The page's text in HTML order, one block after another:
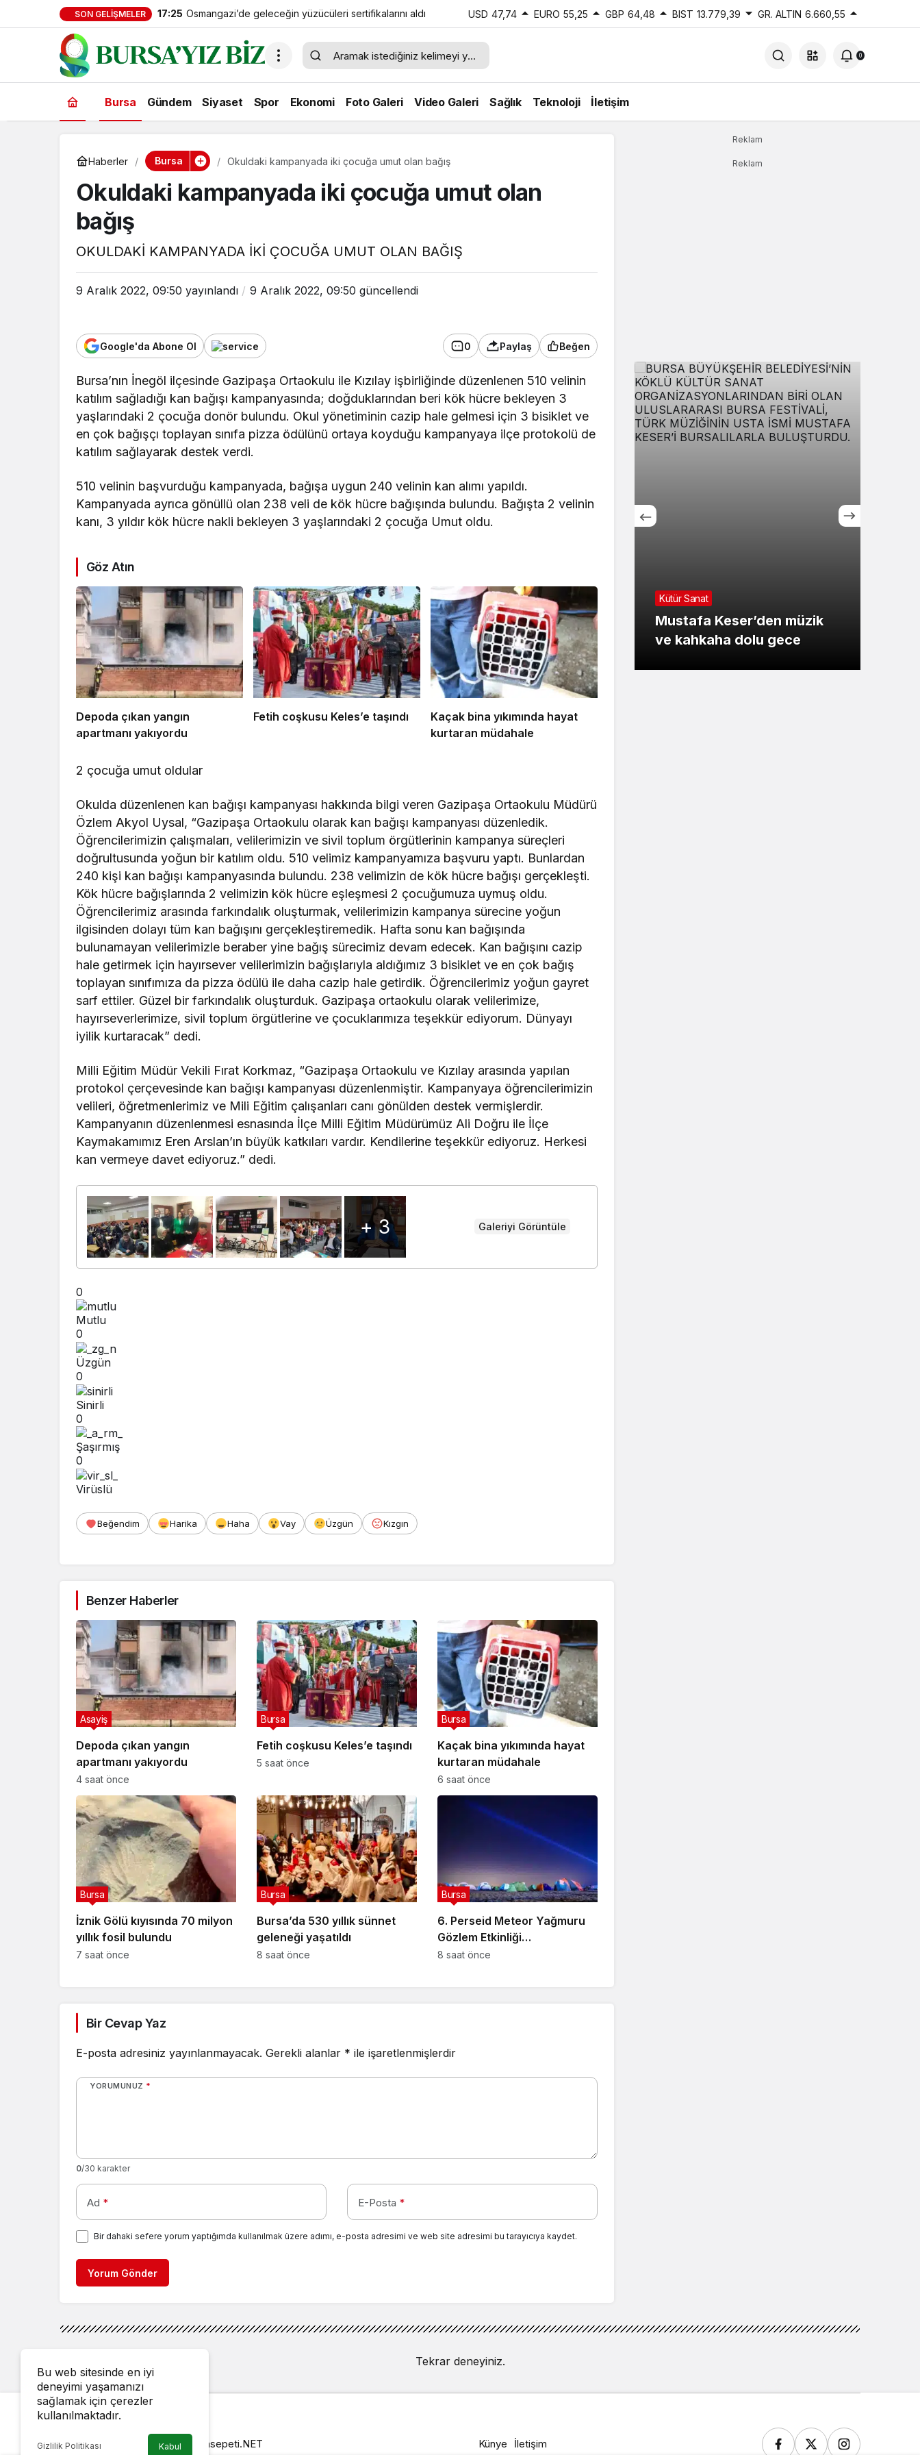
SON GELIŞMELER 17:25 Osmangazi’de geleceğin yüzücüleri sertifikalarını aldı USD 47,74 EURO 55,25 GBP 64,48 BIST 13.779,39 GR. ALTIN 6.660,55
0
Bursa Gündem Siyaset Spor Ekonomi Foto Galeri Video Galeri Sağlık Teknoloji İletişim
Haberler Bursa Okuldaki kampanyada iki çocuğa umut olan bağış
Okuldaki kampanyada iki çocuğa umut olan
bağış
OKULDAKİ KAMPANYADA İKİ ÇOCUĞA UMUT OLAN BAĞIŞ
9 Aralık 2022, 09:50 yayınlandı 9 Aralık 2022, 09:50 güncellendi
Google'da Abone Ol 0 Paylaş Beğen
Bursa’nın İnegöl ilçesinde Gazipaşa Ortaokulu ile Kızılay işbirliğinde düzenlenen 510 velinin
katılım sağladığı kan bağışı kampanyasında; doğduklarından beri kök hücre bekleyen 3
yaşlarındaki 2 çocuğa donör bulundu. Okul yönetiminin cazip hale gelmesi için 3 bisiklet ve
en çok bağışçı toplayan sınıfa pizza ödülünü ortaya koyduğu kampanyaya ilçe protokolü de
katılım sağlayarak destek verdi.
510 velinin başvurduğu kampanyada, bağışa uygun 240 velinin kan alımı yapıldı.
Kampanyada ayrıca gönüllü olan 238 veli de kök hücre bağışında bulundu. Bağışta 2 velinin
kanı, 3 yıldır kök hücre nakli bekleyen 3 yaşlarındaki 2 çocuğa Umut oldu.
Göz Atın
Depoda çıkan yangın
apartmanı yakıyordu
Fetih coşkusu Keles’e taşındı
Kaçak bina yıkımında hayat
kurtaran müdahale
2 çocuğa umut oldular
Okulda düzenlenen kan bağışı kampanyası hakkında bilgi veren Gazipaşa Ortaokulu Müdürü
Özlem Akyol Uysal, “Gazipaşa Ortaokulu olarak kan bağışı kampanyası düzenledik.
Öğrencilerimizin çalışmaları, velilerimizin ve sivil toplum örgütlerinin kampanya süreçleri
doğrultusunda yoğun bir katılım oldu. 510 velimiz kampanyamıza başvuru yaptı. Bunlardan
240 kişi kan bağışı kampanyasında bulundu. 238 velimizin de kök hücre bağışı gerçekleşti.
Kök hücre bağışlarında 2 velimizin kök hücre eşleşmesi 2 çocuğumuza uymuş oldu.
Öğrencilerimiz arasında farkındalık oluşturmak, velilerimizin kampanya sürecine yoğun
ilgisinden dolayı tüm kan bağışını gerçekleştiremedik. Hafta sonu kan bağışında
bulunamayan velilerimizle beraber yine bağış sürecimiz devam edecek. Kan bağışını cazip
hale getirmek için hayırsever velilerimizin bağışlarıyla aldığımız 3 bisiklet ve en çok bağış
toplayan sınıfımıza da pizza ödülü ile daha cazip hale getirdik. Öğrencilerimiz yoğun gayret
sarf ettiler. Güzel bir farkındalık oluşturduk. Gazipaşa ortaokulu olarak velilerimize,
hayırseverlerimize, sivil toplum örgütlerine ve çocuklarımıza teşekkür ediyorum. Dünyayı
iyilik kurtaracak” dedi.
Milli Eğitim Müdür Vekili Fırat Korkmaz, “Gazipaşa Ortaokulu ve Kızılay arasında yapılan
protokol çerçevesinde kan bağışı kampanyası düzenlenmiştir. Kampanyaya öğrencilerimizin
velileri, öğretmenlerimiz ve Mili Eğitim çalışanları canı gönülden destek vermişlerdir.
Kampanyanın düzenlenmesi esnasında İlçe Milli Eğitim Müdürümüz Ali Doğru ile İlçe
Kaymakamımız Eren Arslan’ın büyük katkıları vardır. Kendilerine teşekkür ediyoruz. Herkesi
kan vermeye davet ediyoruz.” dedi.
+ 3 Galeriyi Görüntüle
0
Mutlu
0
Üzgün
0
Sinirli
0
Şaşırmış
0
Virüslü
Beğendim Harika Haha Vay Üzgün Kızgın
Benzer Haberler
Depoda çıkan yangın
apartmanı yakıyordu
Asayiş
4 saat önce
Fetih coşkusu Keles’e taşındı
Bursa
5 saat önce
Kaçak bina yıkımında hayat
kurtaran müdahale
Bursa
6 saat önce
İznik Gölü kıyısında 70 milyon
yıllık fosil bulundu
Bursa
7 saat önce
Bursa’da 530 yıllık sünnet
geleneği yaşatıldı
Bursa
8 saat önce
6. Perseid Meteor Yağmuru
Gözlem Etkinliği
Karacabey’de gökyüzü
Bursa
8 saat önce
Bir Cevap Yaz
E-posta adresiniz yayınlanmayacak. Gerekli alanlar * ile işaretlenmişlerdir
YORUMUNUZ *
0/30 karakter
Ad * E-Posta *
Bir dahaki sefere yorum yaptığımda kullanılmak üzere adımı, e-posta adresimi ve web site adresimi bu tarayıcıya kaydet.
Yorum Gönder
Reklam
Reklam
Osmangazi’de geleceğin
yüzücüleri sertifikalarını
aldı
Kütür Sanat
Mustafa Keser’den müzik
ve kahkaha dolu gece
alandaki yangın fabrikaya
ulaşmadan söndürüldü
Tekrar deneyiniz.
Bu web sitesinde en iyi
deneyimi yaşamanızı
sağlamak için çerezler
kullanılmaktadır.
Gizlilik Politikası Kabul
© Telif Hakkı 2026, Alt Yapı: isimsepeti.NET Künye İletişim